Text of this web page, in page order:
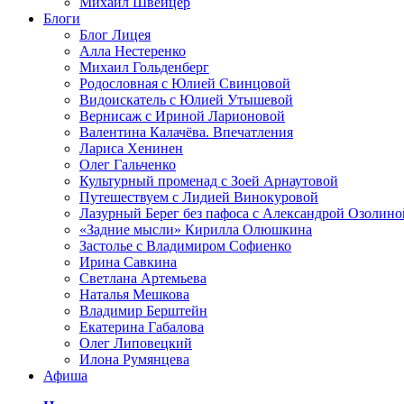
Блоги
Блог Лицея
Алла Нестеренко
Михаил Гольденберг
Родословная с Юлией Свинцовой
Видоискатель с Юлией Утышевой
Вернисаж с Ириной Ларионовой
Валентина Калачёва. Впечатления
Лариса Хенинен
Олег Гальченко
Культурный променад с Зоей Арнаутовой
Путешествуем с Лидией Винокуровой
Лазурный Берег без пафоса с Александрой
«Задние мысли» Кирилла Олюшкина
Застолье с Владимиром Софиенко
Ирина Савкина
Светлана Артемьева
Наталья Мешкова
Владимир Берштейн
Екатерина Габалова
Олег Липовецкий
Илона Румянцева
Афиша